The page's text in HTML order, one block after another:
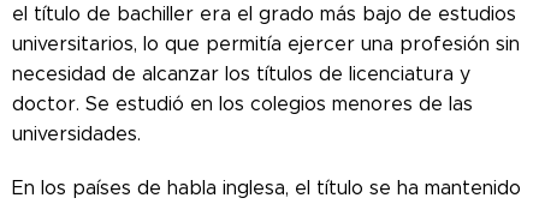
el título de bachiller era el grado más bajo de estudios
universitarios, lo que permitía ejercer una profesión sin
necesidad de alcanzar los títulos de licenciatura y
doctor. Se estudió en los colegios menores de las
universidades.
En los países de habla inglesa, el título se ha mantenido